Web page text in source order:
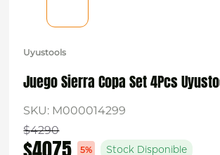
Uyustools
Juego Sierra Copa Set 4Pcs
SKU: M000014299
$4290
5% Stock Disponible